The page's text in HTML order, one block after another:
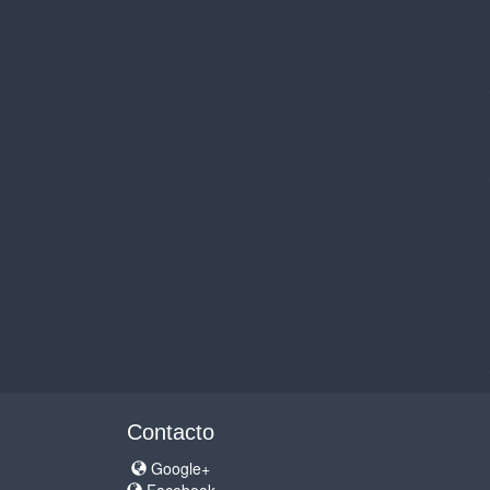
Contacto
Google+